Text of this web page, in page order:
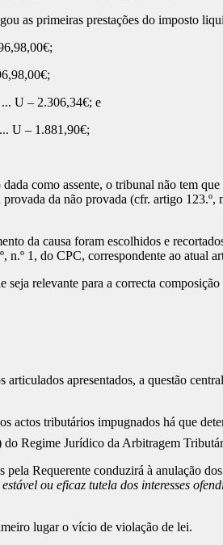
as primeiras prestações do imposto
U – 2.306,34€; e
U – 1.881,90€;
como assente, o tribunal não tem
da não provada (cfr. artigo
da causa foram escolhidos e
n.º 1, do CPC, correspondente ao atual
seja relevante para a correcta
articulados apresentados, a questão
actos tributários impugnados há que
Regime Jurídico da Arbitragem
Requerente conduzirá à anulação
ou eficaz tutela dos interesses
lugar o vício de violação de lei.